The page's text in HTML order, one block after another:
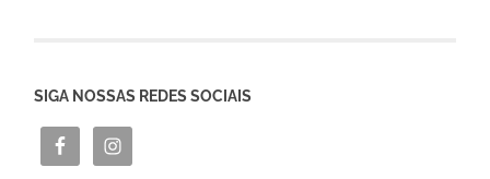
SIGA NOSSAS REDES SOCIAIS